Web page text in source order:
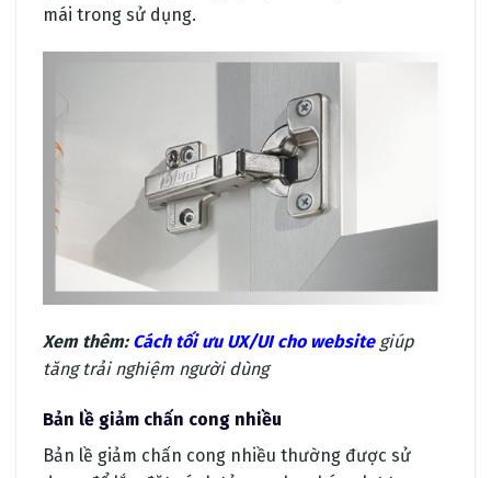
mái trong sử dụng.
Xem thêm: Cách tối ưu UX/UI cho website giúp
tăng trải nghiệm người dùng
Bản lề giảm chấn cong nhiều
Bản lề giảm chấn cong nhiều thường được sử